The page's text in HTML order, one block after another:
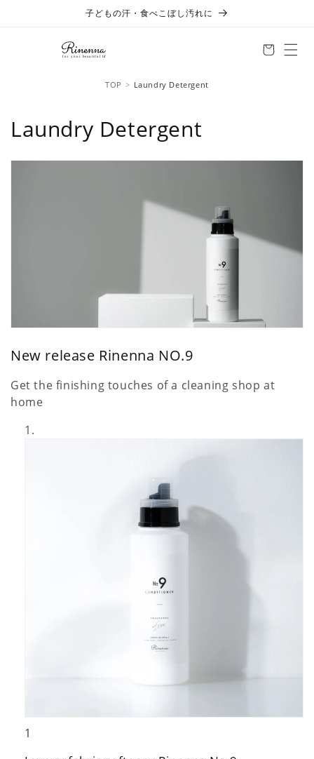
子どもの汗・食べこぼし汚れに
TOP Laundry Detergent
C
o
o
n
:
Laundry Detergent
New release Rinenna NO.9
Get the finishing touches of a cleaning shop at
home
1